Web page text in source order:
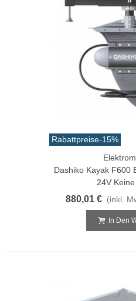
Rabattpreise-15%
Dashiko Kayak F600
24V
880,01 € (inkl.
In Den